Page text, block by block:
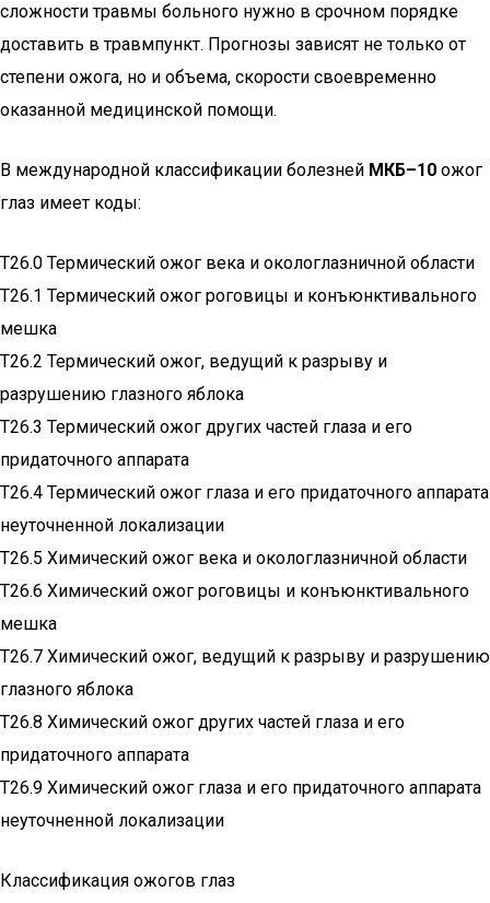
сложности травмы больного нужно в срочном порядке
доставить в травмпункт. Прогнозы зависят не только от
степени ожога, но и объема, скорости своевременно
оказанной медицинской помощи.
В международной классификации болезней МКБ–10 ожог
глаз имеет коды:
T26.0 Термический ожог века и окологлазничной области
T26.1 Термический ожог роговицы и конъюнктивального
мешка
T26.2 Термический ожог, ведущий к разрыву и
разрушению глазного яблока
T26.3 Термический ожог других частей глаза и его
придаточного аппарата
T26.4 Термический ожог глаза и его придаточного аппарата
неуточненной локализации
T26.5 Химический ожог века и окологлазничной области
T26.6 Химический ожог роговицы и конъюнктивального
мешка
T26.7 Химический ожог, ведущий к разрыву и разрушению
глазного яблока
T26.8 Химический ожог других частей глаза и его
придаточного аппарата
T26.9 Химический ожог глаза и его придаточного аппарата
неуточненной локализации
Классификация ожогов глаз